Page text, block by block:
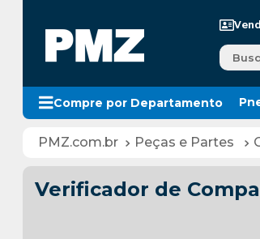
Compre por Departamento
Peças e Partes
Verificador de